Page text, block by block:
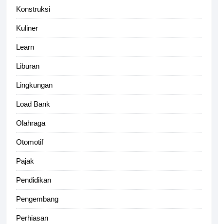
Konstruksi
Kuliner
Learn
Liburan
Lingkungan
Load Bank
Olahraga
Otomotif
Pajak
Pendidikan
Pengembang
Perhiasan